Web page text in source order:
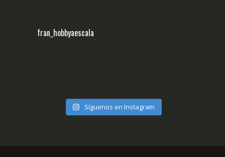
fran_hobbyaescala
Síguenos en Instagram